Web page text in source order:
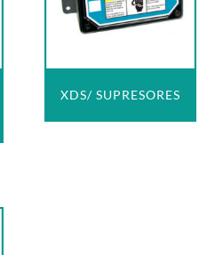
XDS/ SUPRESORES